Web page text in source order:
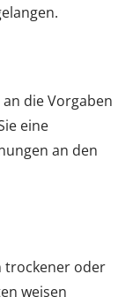
die Vorgaben
eine
an den
trockener oder
weisen